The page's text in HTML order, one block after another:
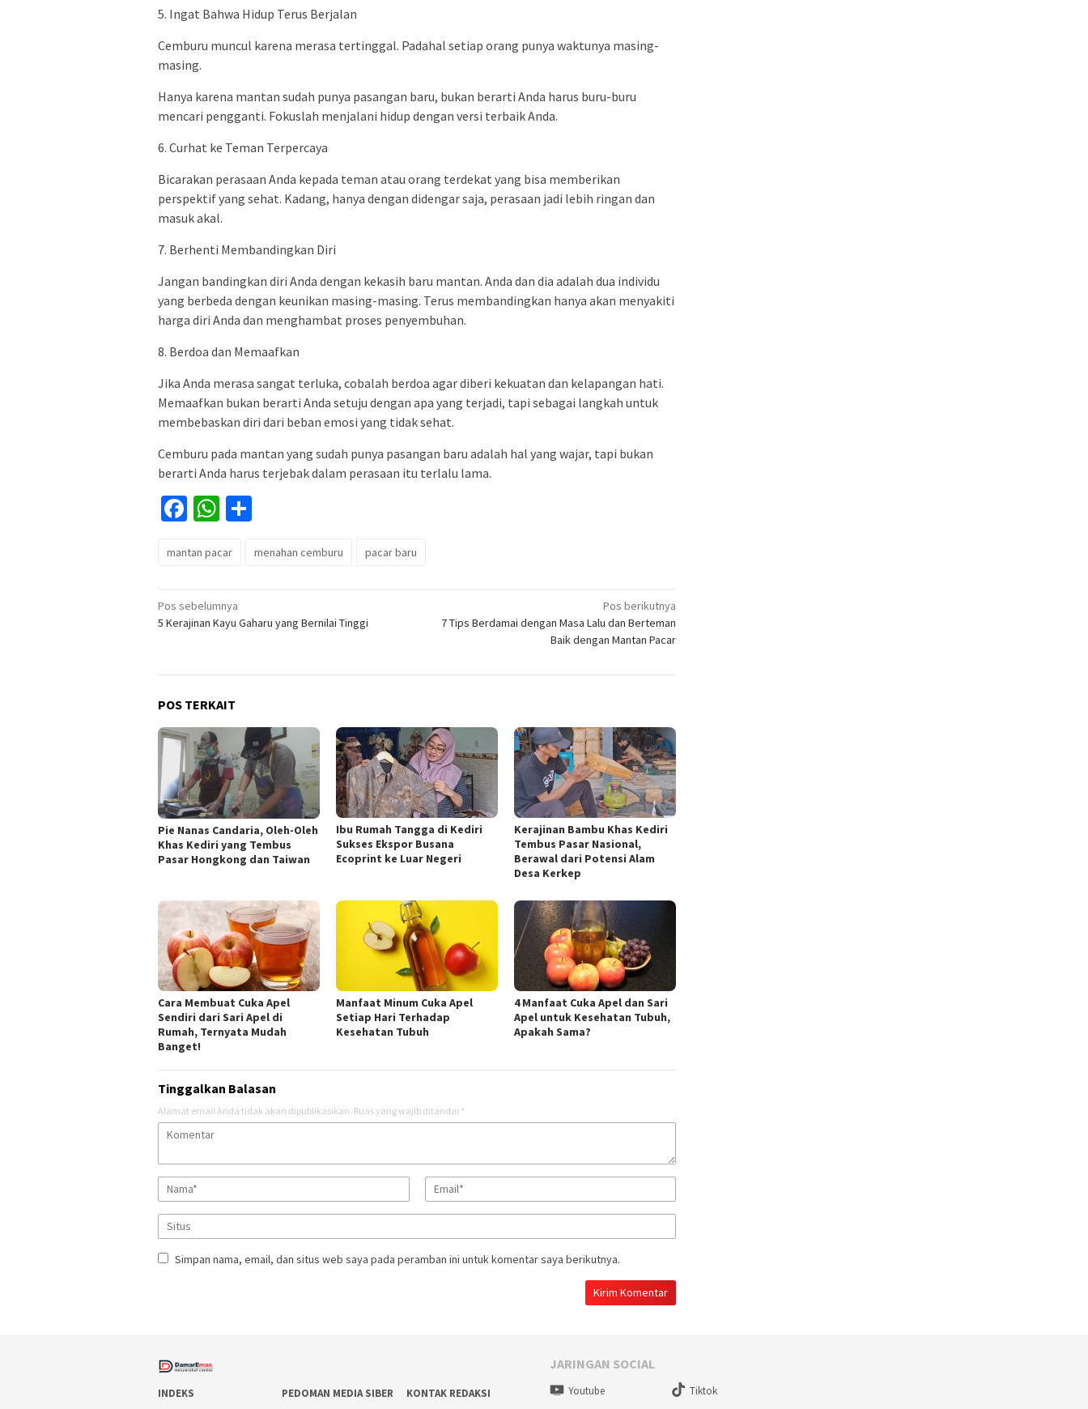
5. Ingat Bahwa Hidup Terus Berjalan
Cemburu muncul karena merasa tertinggal. Padahal setiap orang punya waktunya masing-
masing.
Hanya karena mantan sudah punya pasangan baru, bukan berarti Anda harus buru-buru
mencari pengganti. Fokuslah menjalani hidup dengan versi terbaik Anda.
6. Curhat ke Teman Terpercaya
Bicarakan perasaan Anda kepada teman atau orang terdekat yang bisa memberikan
perspektif yang sehat. Kadang, hanya dengan didengar saja, perasaan jadi lebih ringan dan
masuk akal.
7. Berhenti Membandingkan Diri
Jangan bandingkan diri Anda dengan kekasih baru mantan. Anda dan dia adalah dua individu
yang berbeda dengan keunikan masing-masing. Terus membandingkan hanya akan menyakiti
harga diri Anda dan menghambat proses penyembuhan.
8. Berdoa dan Memaafkan
Jika Anda merasa sangat terluka, cobalah berdoa agar diberi kekuatan dan kelapangan hati.
Memaafkan bukan berarti Anda setuju dengan apa yang terjadi, tapi sebagai langkah untuk
membebaskan diri dari beban emosi yang tidak sehat.
Cemburu pada mantan yang sudah punya pasangan baru adalah hal yang wajar, tapi bukan
berarti Anda harus terjebak dalam perasaan itu terlalu lama.
Facebook
WhatsApp
mantan pacar menahan cemburu pacar baru
Navigasi
pos
Pos sebelumnya
5 Kerajinan Kayu Gaharu yang Bernilai Tinggi
Pos berikutnya
7 Tips Berdamai dengan Masa Lalu dan Berteman
Baik dengan Mantan Pacar
POS TERKAIT
Pie Nanas Candaria, Oleh-Oleh
Khas Kediri yang Tembus
Pasar Hongkong dan Taiwan
Ibu Rumah Tangga di Kediri
Sukses Ekspor Busana
Ecoprint ke Luar Negeri
Kerajinan Bambu Khas Kediri
Tembus Pasar Nasional,
Berawal dari Potensi Alam
Desa Kerkep
Cara Membuat Cuka Apel
Sendiri dari Sari Apel di
Rumah, Ternyata Mudah
Banget!
Manfaat Minum Cuka Apel
Setiap Hari Terhadap
Kesehatan Tubuh
4 Manfaat Cuka Apel dan Sari
Apel untuk Kesehatan Tubuh,
Apakah Sama?
Tinggalkan Balasan
Alamat email Anda tidak akan dipublikasikan. Ruas yang wajib ditandai *
Simpan nama, email, dan situs web saya pada peramban ini untuk komentar saya berikutnya.
INDEKS PEDOMAN MEDIA SIBER KONTAK REDAKSI
JARINGAN SOCIAL
Youtube Tiktok